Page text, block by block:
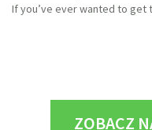
If you’ve ever wanted to
ZOBACZ